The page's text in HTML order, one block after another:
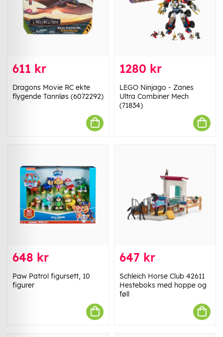
611 kr
Dragons Movie RC ekte
flygende Tannløs (6072292)
1280 kr
LEGO Ninjago - Zanes
Ultra Combiner Mech
(71834)
648 kr
Paw Patrol figursett, 10
figurer
647 kr
Schleich Horse Club 42611
Hesteboks med hoppe og
føll